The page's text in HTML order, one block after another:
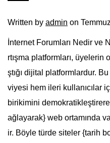
Written by admin on
İnternet Forumları Nedir ve
rtışma platformları, üyelerin
ştığı dijital platformlardur.
viyesi hem ileri kullanıcılar
birikimini
ağlayarak} web ortamında
ir. Böyle türde siteler {tarih